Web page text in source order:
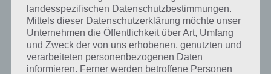
Survivor Zombie Outbreak für Android,
iPhone und iPad
Solltest du zufällig auf diesen Artikel gestoßen sein und nun
unbedingt selber diese tolle Spiele App Survivor Zombie Outbreak
landesspezifischen Datenschutzbestimmungen.
Mittels dieser Datenschutzerklärung möchte unser
Unternehmen die Öffentlichkeit über Art, Umfang
und Zweck der von uns erhobenen, genutzten und
verarbeiteten personenbezogenen Daten
informieren. Ferner werden betroffene Personen